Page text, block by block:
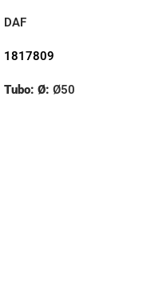
DAF
1817809
Tubo: Ø: Ø50